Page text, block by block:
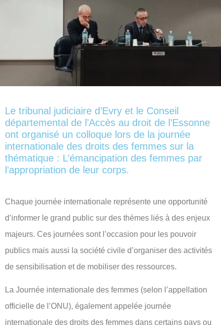
Le tribunal judiciaire d’Evry et le Conseil
départemental de l’Accès au droit de l’Essonne
ont organisé un colloque lors de la journée
internationale des droits des femmes sur la
thématique : L’émancipation des femmes par
l’appropriation de leur corps.
Chaque journée internationale représente une opportunité
d’informer le grand public sur des thèmes liés à des enjeux
majeurs. Ces journées sont l’occasion pour les pouvoir
publics mais aussi la société civile d’organiser des activités
de sensibilisation et de mobiliser des ressources.
La Journée internationale des femmes (selon l’appellation
officielle de l’ONU), également appelée journée
internationale des droits des femmes dans certains pays ou